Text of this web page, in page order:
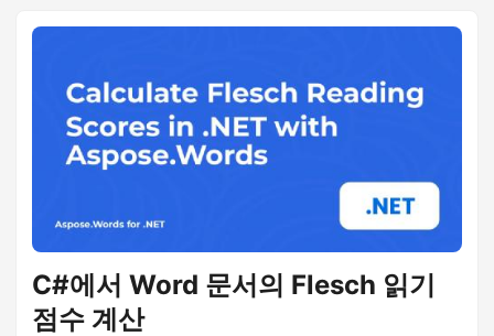
C#에서 Word 문서의 Flesch 읽기
점수 계산